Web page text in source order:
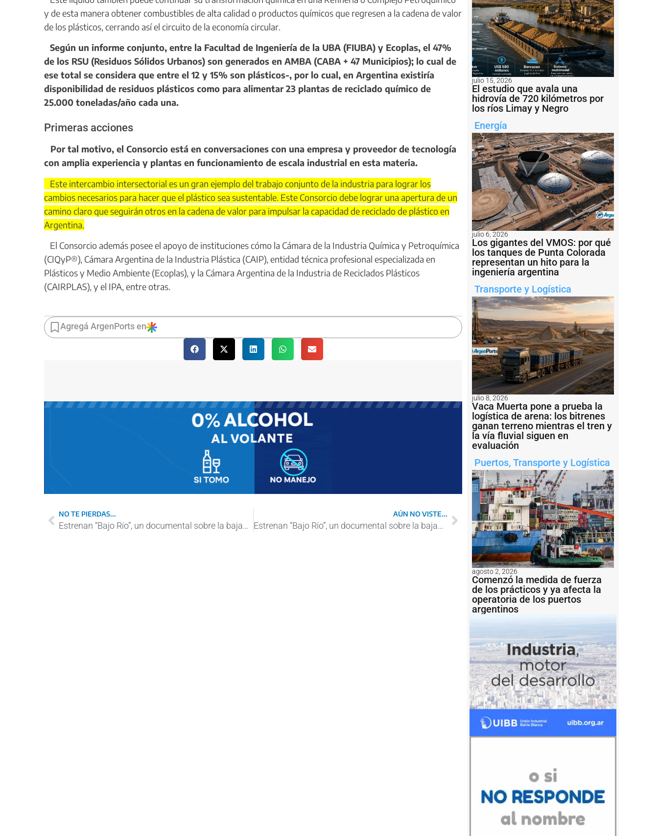
y de esta manera obtener combustibles de alta calidad o productos químicos que regresen a la cadena de valor
de los plásticos, cerrando así el circuito de la economía circular.
Según un informe conjunto, entre la Facultad de Ingeniería de la UBA (FIUBA) y Ecoplas, el 47%
de los RSU (Residuos Sólidos Urbanos) son generados en AMBA (CABA + 47 Municipios); lo cual de
ese total se considera que entre el 12 y 15% son plásticos-, por lo cual, en Argentina existiría
disponibilidad de residuos plásticos como para alimentar 23 plantas de reciclado químico de
25.000 toneladas/año cada una.
Primeras acciones
Por tal motivo, el Consorcio está en conversaciones con una empresa y proveedor de tecnología
con amplia experiencia y plantas en funcionamiento de escala industrial en esta materia.
Este intercambio intersectorial es un gran ejemplo del trabajo conjunto de la industria para lograr los
cambios necesarios para hacer que el plástico sea sustentable. Este Consorcio debe lograr una apertura de un
camino claro que seguirán otros en la cadena de valor para impulsar la capacidad de reciclado de plástico en
Argentina.
El Consorcio además posee el apoyo de instituciones cómo la Cámara de la Industria Química y Petroquímica
(CIQyP®), Cámara Argentina de la Industria Plástica (CAIP), entidad técnica profesional especializada en
Plásticos y Medio Ambiente (Ecoplas), y la Cámara Argentina de la Industria de Reciclados Plásticos
(CAIRPLAS), y el IPA, entre otras.
Agregá ArgenPorts en
NO TE PIERDAS...
Estrenan “Bajo Río”, un documental sobre la bajante histórica del Paraná
AÚN NO VISTE...
Estrenan “Bajo Río”, un documental sobre la bajante histórica del Paraná
julio 15, 2026
El estudio que avala una
hidrovía de 720 kilómetros por
los ríos Limay y Negro
Energía
julio 6, 2026
Los gigantes del VMOS: por qué
los tanques de Punta Colorada
representan un hito para la
ingeniería argentina
Transporte y Logística
julio 8, 2026
Vaca Muerta pone a prueba la
logística de arena: los bitrenes
ganan terreno mientras el tren y
la vía fluvial siguen en
evaluación
Puertos, Transporte y Logística
agosto 2, 2026
Comenzó la medida de fuerza
de los prácticos y ya afecta la
operatoria de los puertos
argentinos